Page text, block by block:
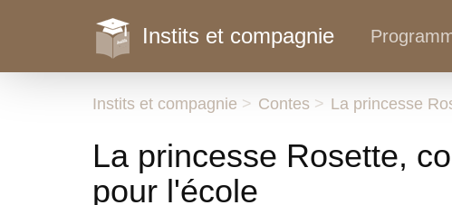
Instits et compagnie
Instits et compagnie Contes La princesse
La princesse Rosette,
pour l'école